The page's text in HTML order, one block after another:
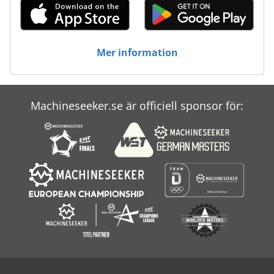
Mer information
Machineseeker.se är officiell sponsor för: